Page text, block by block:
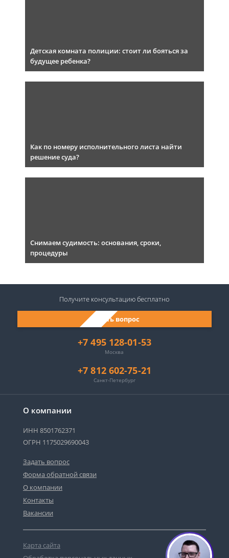
Детская комната полиции: стоит ли бояться за
будущее ребенка?
Как по номеру исполнительного листа найти
решение суда?
Снимаем судимость: основания, сроки,
процедуры
О компании
ИНН 8501762371
ОГРН 1175029690043
Задать вопрос
Форма обратной связи
О компании
Контакты
Вакансии
Карта сайта
+7 495 128-01-53
Москва
+7 812 602-75-21
Санкт-Петербург
Задать вопрос
Получите консультациюбесплатно